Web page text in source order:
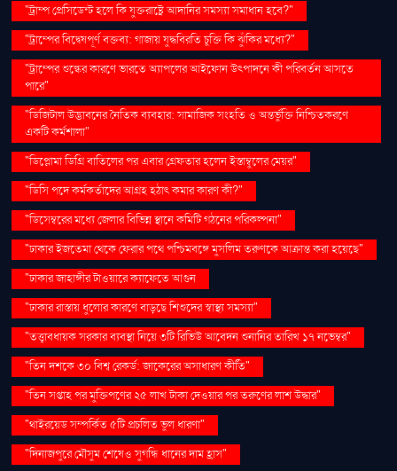
"ট্রাম্প প্রেসিডেন্ট হলে কি যুক্তরাষ্ট্রে আদানির সমস্যা সমাধান হবে?"
"ট্রাম্পের বিদ্বেষপূর্ণ বক্তব্য: গাজায় যুদ্ধবিরতি চুক্তি কি ঝুঁকির মধ্যে?"
"ট্রাম্পের শুল্কের কারণে ভারতে অ্যাপলের আইফোন উৎপাদনে কী পরিবর্তন আসতে
পারে"
"ডিজিটাল উদ্ভাবনের নৈতিক ব্যবহার: সামাজিক সংহতি ও অন্তর্ভুক্তি নিশ্চিতকরণে
একটি কর্মশালা"
"ডিপ্লোমা ডিগ্রি বাতিলের পর এবার গ্রেফতার হলেন ইস্তাম্বুলের মেয়র"
"ডিসি পদে কর্মকর্তাদের আগ্রহ হঠাৎ কমার কারণ কী?"
"ডিসেম্বরের মধ্যে জেলার বিভিন্ন স্থানে কমিটি গঠনের পরিকল্পনা"
"ঢাকার ইজতেমা থেকে ফেরার পথে পশ্চিমবঙ্গে মুসলিম তরুণকে আক্রান্ত করা হয়েছে"
"ঢাকার জাহাঙ্গীর টাওয়ারে ক্যাফেতে আগুন
"ঢাকার রাস্তায় ধুলোর কারণে বাড়ছে শিশুদের স্বাস্থ্য সমস্যা"
"তত্ত্বাবধায়ক সরকার ব্যবস্থা নিয়ে ৩টি রিভিউ আবেদন শুনানির তারিখ ১৭ নভেম্বর"
"তিন দশকে ৩০ বিশ্ব রেকর্ড: জাকেরের অসাধারণ কীর্তি"
"তিন সপ্তাহ পর মুক্তিপণের ২৫ লাখ টাকা দেওয়ার পর তরুণের লাশ উদ্ধার"
"থাইরয়েড সম্পর্কিত ৫টি প্রচলিত ভুল ধারণা"
"দিনাজপুরে মৌসুম শেষেও সুগন্ধি ধানের দাম হ্রাস"